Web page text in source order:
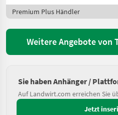
Premium Plus Händler
Weitere Angebote von
Sie haben Anhänger /
Auf Landwirt.com erreichen Sie
Jetzt